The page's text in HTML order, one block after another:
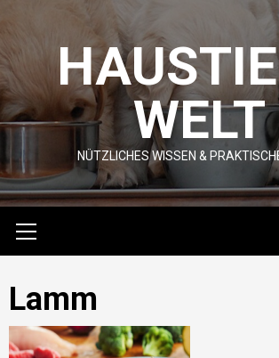
content
WELT
NÜTZLICHES WISSEN &
Menu
Lamm